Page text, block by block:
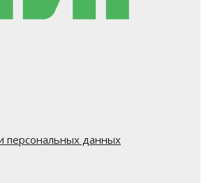
персональных данных